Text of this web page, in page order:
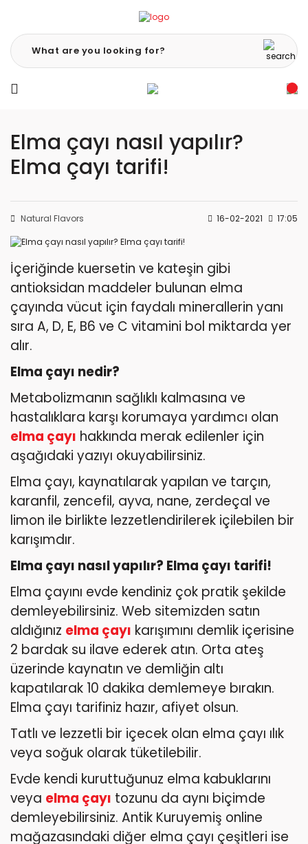
Elma çayı nasıl yapılır?
Elma çayı tarifi!
Natural Flavors 16-02-2021 17:05
İçeriğinde kuersetin ve kateşin gibi
antioksidan maddeler bulunan elma
çayında vücut için faydalı minerallerin yanı
sıra A, D, E, B6 ve C vitamini bol miktarda yer
alır.
Elma çayı nedir?
Metabolizmanın sağlıklı kalmasına ve
hastalıklara karşı korumaya yardımcı olan
elma çayı hakkında merak edilenler için
aşağıdaki yazıyı okuyabilirsiniz.
Elma çayı, kaynatılarak yapılan ve tarçın,
karanfil, zencefil, ayva, nane, zerdeçal ve
limon ile birlikte lezzetlendirilerek içilebilen bir
karışımdır.
Elma çayı nasıl yapılır? Elma çayı tarifi!
Elma çayını evde kendiniz çok pratik şekilde
demleyebilirsiniz. Web sitemizden satın
aldığınız elma çayı karışımını demlik içerisine
2 bardak su ilave ederek atın. Orta ateş
üzerinde kaynatın ve demliğin altı
kapatılarak 10 dakika demlemeye bırakın.
Elma çayı tarifiniz hazır, afiyet olsun.
Tatlı ve lezzetli bir içecek olan elma çayı ılık
veya soğuk olarak tüketilebilir.
Evde kendi kuruttuğunuz elma kabuklarını
veya elma çayı tozunu da aynı biçimde
demleyebilirsiniz. Antik Kuruyemiş online
mağazasındaki diğer elma çayı çeşitleri ise